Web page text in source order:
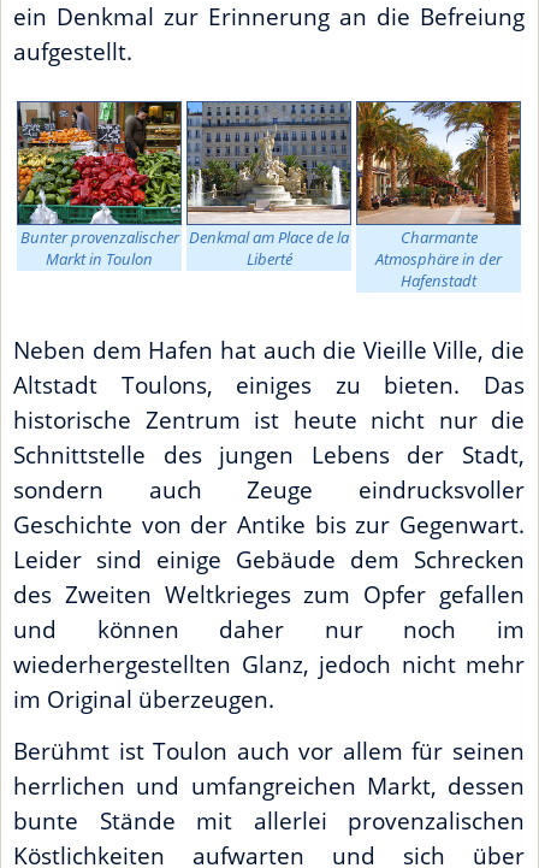
ein Denkmal zur Erinnerung an die Befreiung
aufgestellt.
Bunter provenzalischer
Markt in Toulon
Denkmal am Place de la
Liberté
Charmante
Atmosphäre in der
Hafenstadt
Neben dem Hafen hat auch die Vieille Ville, die
Altstadt Toulons, einiges zu bieten. Das
historische Zentrum ist heute nicht nur die
Schnittstelle des jungen Lebens der Stadt,
sondern auch Zeuge eindrucksvoller
Geschichte von der Antike bis zur Gegenwart.
Leider sind einige Gebäude dem Schrecken
des Zweiten Weltkrieges zum Opfer gefallen
und können daher nur noch im
wiederhergestellten Glanz, jedoch nicht mehr
im Original überzeugen.
Berühmt ist Toulon auch vor allem für seinen
herrlichen und umfangreichen Markt, dessen
bunte Stände mit allerlei provenzalischen
Köstlichkeiten aufwarten und sich über